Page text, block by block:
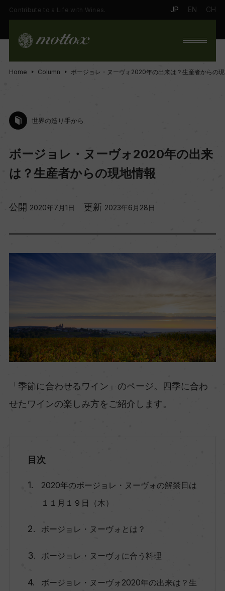
Contribute to a Life with Wines. JP EN CH
Home Column ボージョレ・ヌーヴォ2020年の出来は？生産者からの
世界の造り手から
ボージョレ・ヌーヴォ2020年の出来
は？生産者からの現地情報
公開 2020年7月1日 更新 2023年6月28日
「季節に合わせるワイン」のページ。四季に合わ
せたワインの楽しみ方をご紹介します。
目次
2020年のボージョレ・ヌーヴォの解禁日は
１１月１９日（木）
ボージョレ・ヌーヴォとは？
ボージョレ・ヌーヴォに合う料理
ボージョレ・ヌーヴォ2020年の出来は？生